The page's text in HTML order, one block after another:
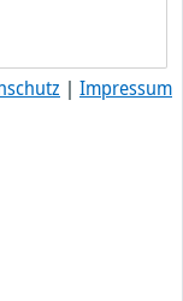
| Impressum